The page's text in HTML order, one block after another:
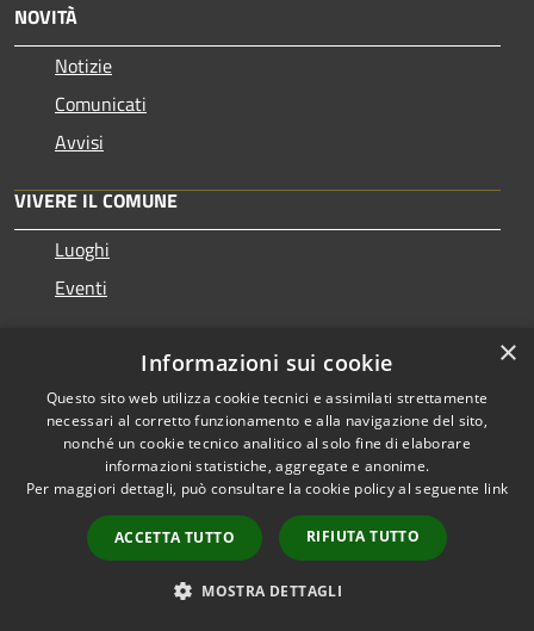
NOVITÀ
Notizie
Comunicati
Avvisi
VIVERE IL COMUNE
Luoghi
Eventi
Città di Erice
Piazza Antonino Zichichi, 3 - 91016
Codice Fiscale: 80004000818
protocollo@pec.comune.erice.tp.it
Centralino Unico: 0923 502111
×
Informazioni sui cookie
Questo sito web utilizza cookie tecnici e assimilati strettamente
necessari al corretto funzionamento e alla navigazione del sito,
nonché un cookie tecnico analitico al solo fine di elaborare
informazioni statistiche, aggregate e anonime.
Per maggiori dettagli, può consultare la cookie policy al seguente link
ACCETTA TUTTO RIFIUTA TUTTO
MOSTRA DETTAGLI